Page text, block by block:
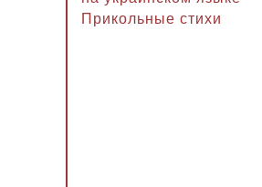
Прикольные стихи